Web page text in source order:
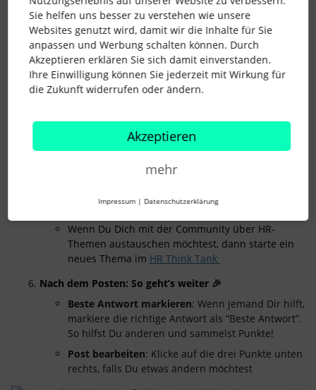
Details:Beschreibe Dein Anliegen so genau wie
möglich
Screenshot:Zeig, worum es geht – ein Bild sagt
mehr als 1000 Worte
Kategorie & Tags:Wähle das passende Thema &
füge Stichworte hinzu
Bitte keine privaten oder geschäftlichen Daten
posten - nur anonymisierte Screenshots!
Finde den richtigen Ort für Dein Thema
Anfrage hast, dann poste in der
Wenn Du Dich mit der Community über HR-
Themen austauschen möchtest, dann starte ein
neues Thema im HR Think Tank
Nach dem Posten: So geht’s weiter 🎉
Beste Antwort markieren: Wenn jemand Dir hilft,
markiere die richtige Antwort als “Beste Antwort”.
So hilfst Du anderen und sammelst Punkte!
Post bearbeiten: Klicke auf die drei Punkte unten
rechts, falls Du etwas ändern möchtest
Sie helfen uns besser zu verstehen wie unsere
Websites genutzt wird, damit wir die Inhalte für Sie
anpassen und Werbung schalten können. Durch
Akzeptieren erklären Sie sich damit einverstanden.
Ihre Einwilligung können Sie jederzeit mit Wirkung für
die Zukunft widerrufen oder ändern.
Akzeptieren
mehr
Impressum | Datenschutzerklärung